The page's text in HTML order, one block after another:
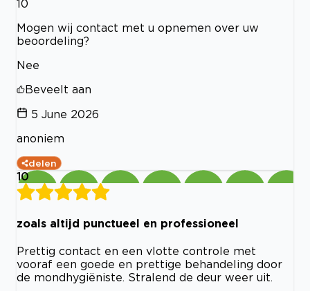
10
Mogen wij contact met u opnemen over uw
beoordeling?
Nee
Beveelt aan
5 June 2026
anoniem
delen
10
zoals altijd punctueel en professioneel
Prettig contact en een vlotte controle met
vooraf een goede en prettige behandeling door
de mondhygiëniste. Stralend de deur weer uit.